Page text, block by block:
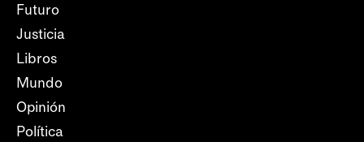
Futuro
Justicia
Libros
Mundo
Opinión
Política